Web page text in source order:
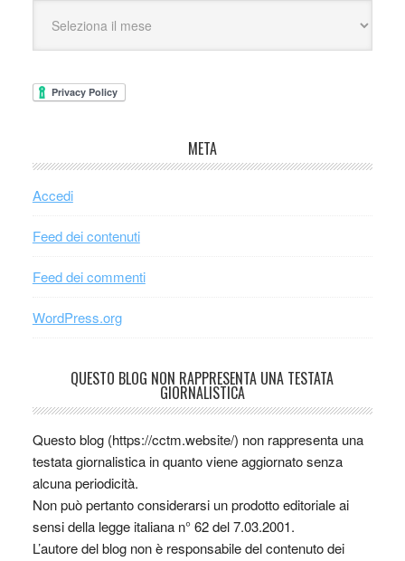
META
Accedi
Feed dei contenuti
Feed dei commenti
WordPress.org
QUESTO BLOG NON RAPPRESENTA UNA TESTATA
GIORNALISTICA
Questo blog (https://cctm.website/) non rappresenta una
testata giornalistica in quanto viene aggiornato senza
alcuna periodicità.
Non può pertanto considerarsi un prodotto editoriale ai
sensi della legge italiana n° 62 del 7.03.2001.
L’autore del blog non è responsabile del contenuto dei